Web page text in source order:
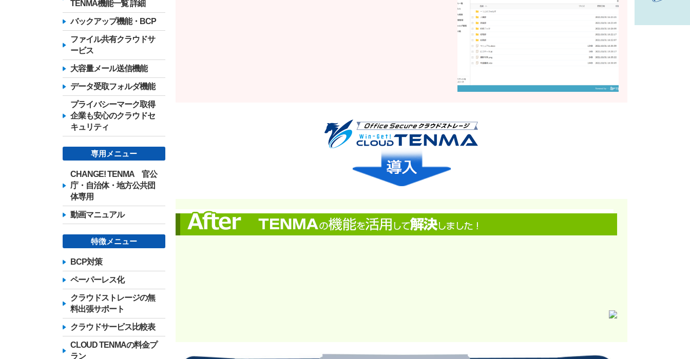
TENMA機能一覧 詳細
バックアップ機能・BCP
ファイル共有クラウドサ
ービス
大容量メール送信機能
データ受取フォルダ機能
プライバシーマーク取得
企業も安心のクラウドセ
キュリティ
専用メニュー
CHANGE! TENMA 官公
庁・自治体・地方公共団
体専用
動画マニュアル
特徴メニュー
BCP対策
ペーパーレス化
クラウドストレージの無
料出張サポート
クラウドサービス比較表
CLOUD TENMAの料金プ
ラン